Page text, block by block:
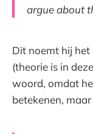
argue about
Dit noemt hij
(theorie is in
woord, omdat
betekenen,